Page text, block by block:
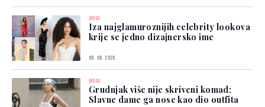
MODA
Iza najglamuroznijih celebrity lookova
krije se jedno dizajnersko ime
06. 08. 2026.
MODA
Grudnjak više nije skriveni komad:
Slavne dame ga nose kao dio outfita